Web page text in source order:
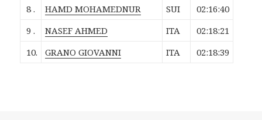
8 .
HAMD MOHAMEDNUR SUI
02:16:40
9 .
NASEF AHMED ITA
02:18:21
10.
GRANO GIOVANNI ITA 02:18:39